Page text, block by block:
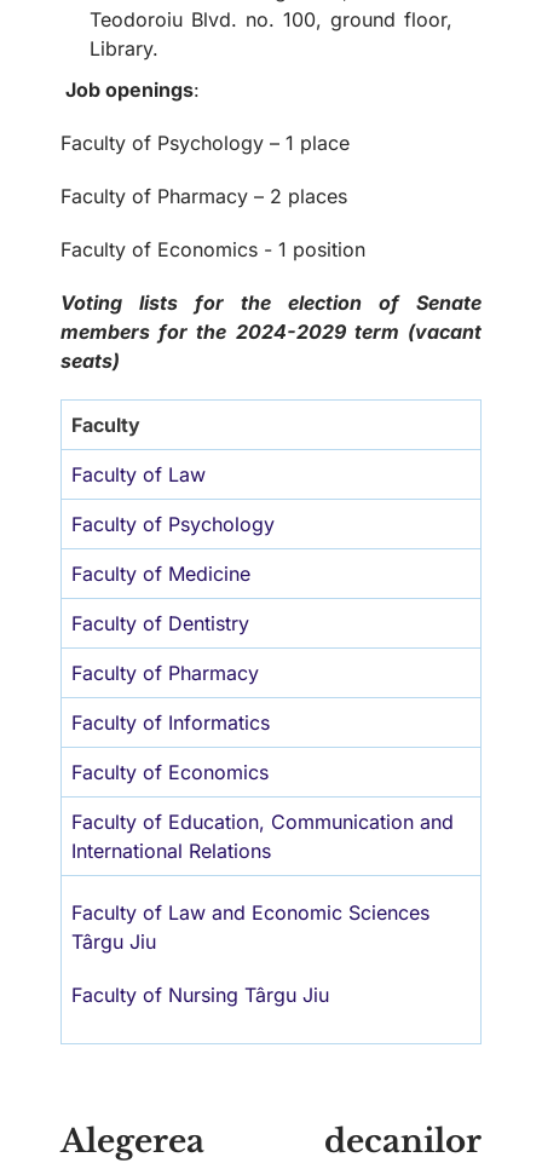
Teodoroiu Blvd. no. 100, ground floor,
Library.
Job openings:
Faculty of Psychology – 1 place
Faculty of Pharmacy – 2 places
Faculty of Economics - 1 position
Voting lists for the election of Senate
members for the 2024-2029 term (vacant
seats)
Faculty
Faculty of Law
Faculty of Psychology
Faculty of Medicine
Faculty of Dentistry
Faculty of Pharmacy
Faculty of Informatics
Faculty of Economics
Faculty of Education, Communication and
International Relations
Faculty of Law and Economic Sciences
Târgu Jiu
Faculty of Nursing Târgu Jiu
Alegerea decanilor